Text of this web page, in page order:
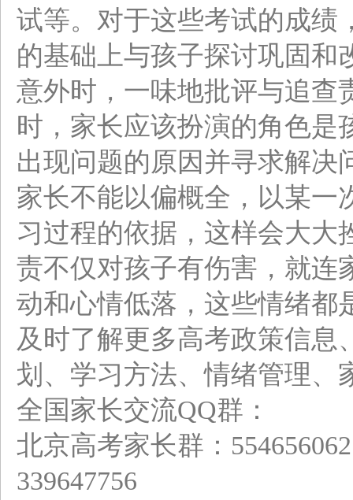
试等。对于这些考试的成绩
的基础上与孩子探讨巩固和
意外时，一味地批评与追查
时，家长应该扮演的角色
出现问题的原因并寻求解决
家长不能以偏概全，以某一
习过程的依据，这样会大大
责不仅对孩子有伤害，就连
动和心情低落，这些情绪都
及时了解更多高考政策信息
划、学习方法、情绪管理、
全国家长交流QQ群：
北京高考家长群：
339647756